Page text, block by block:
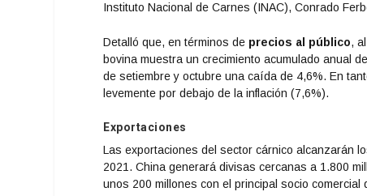
Instituto Nacional de Carnes (INAC), Conrado
Detalló que, en términos de precios al público,
bovina muestra un crecimiento acumulado anual
de setiembre y octubre una caída de 4,6%. En
levemente por debajo de la inflación (7,6%).
Exportaciones
Las exportaciones del sector cárnico alcanzarán
2021. China generará divisas cercanas a 1.800
unos 200 millones con el principal socio comercial